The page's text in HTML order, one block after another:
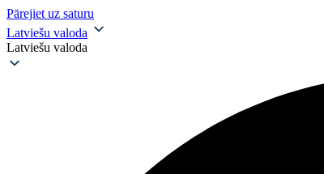
Pārejiet uz saturu
Latviešu valoda
Latviešu valoda